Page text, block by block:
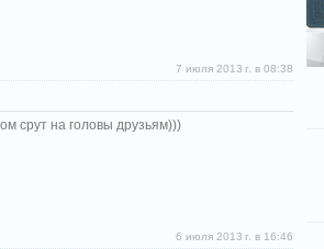
7 июля 2013 г. в 08:38
срут на головы друзьям)))
6 июля 2013 г. в 16:46